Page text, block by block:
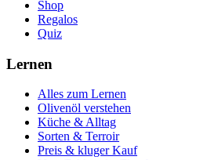
Shop
Regalos
Quiz
Lernen
Alles zum Lernen
Olivenöl verstehen
Küche & Alltag
Sorten & Terroir
Preis & kluger Kauf